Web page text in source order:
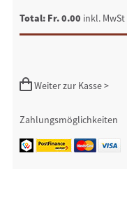
Total: Fr. 0.00 inkl. MwSt
Weiter zur Kasse >
Zahlungsmöglichkeiten